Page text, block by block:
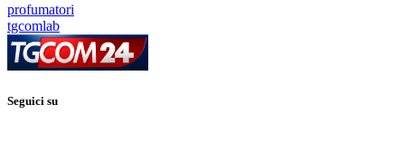
profumatori
tgcomlab
Seguici su